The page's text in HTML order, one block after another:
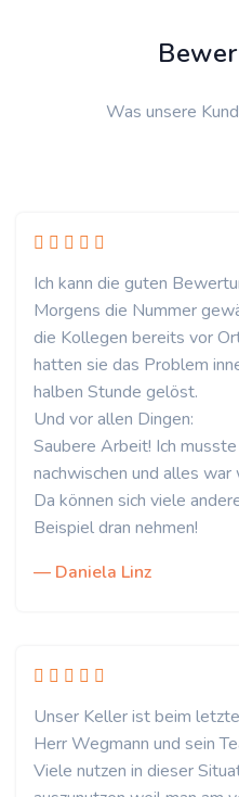
Was unsere
Ich kann die guten
Morgens die Nummer
die Kollegen bereits vor
hatten sie das Problem
halben Stunde gelöst.
Und vor allen Dingen:
Saubere Arbeit! Ich
nachwischen und alles
Da können sich viele
Beispiel dran nehmen!
— Daniela Linz
Unser Keller ist beim
Herr Wegmann und sein
Viele nutzen in dieser